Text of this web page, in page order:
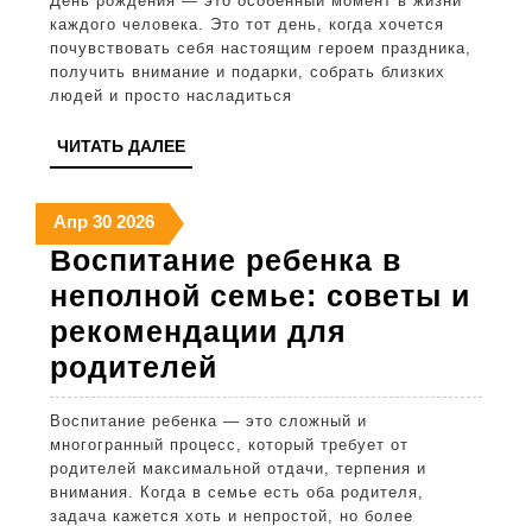
как
каждого человека. Это тот день, когда хочется
почувствовать себя настоящим героем праздника,
получить внимание и подарки, собрать близких
людей и просто насладиться
ЧИТАТЬ ДАЛЕЕЧИТАТЬ
ДАЛЕЕ
Апр30
апреля
2026
3030
апреля
2026
202630
апреля
2026
Воспитание ребенка в
неполной семье: советы и
рекомендации для
родителей
ребенка
в
неполной
семье:
Воспитание ребенка — это сложный и
многогранный процесс, который требует от
родителей максимальной отдачи, терпения и
внимания. Когда в семье есть оба родителя,
задача кажется хоть и непростой, но более